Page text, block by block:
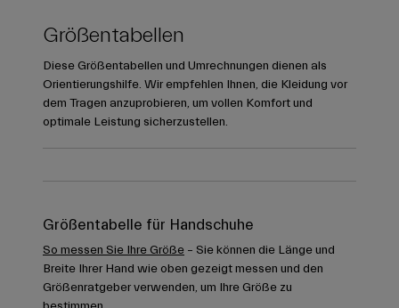
Größentabellen
Diese Größentabellen und Umrechnungen dienen als
Orientierungshilfe. Wir empfehlen Ihnen, die Kleidung vor
dem Tragen anzuprobieren, um vollen Komfort und
optimale Leistung sicherzustellen.
Größentabelle für Handschuhe
So messen Sie Ihre Größe – Sie können die Länge und
Breite Ihrer Hand wie oben gezeigt messen und den
Größenratgeber verwenden, um Ihre Größe zu